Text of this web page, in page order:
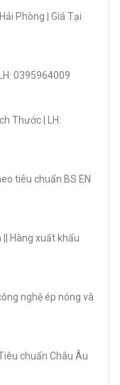
Phòng | Giá Tại
0395964009
Thước | LH:
tiêu chuẩn BS EN
|| Hàng xuất khẩu
nghệ ép nóng và
chuẩn Châu Âu